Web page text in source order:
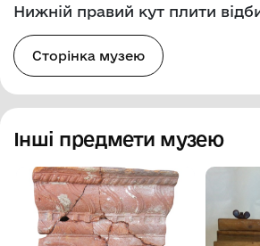
Нижній правий кут плити
Сторінка музею
Інші предмети музею